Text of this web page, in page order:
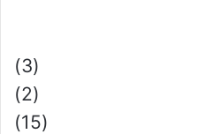
(3)
(2)
(15)